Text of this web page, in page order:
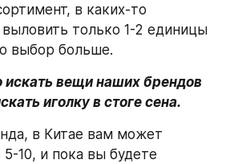
в каких-то
только 1-2 единицы
выбор больше.
искать вещи наших брендов
иголку в стоге сена.
в Китае вам может
5-10, и пока вы будете